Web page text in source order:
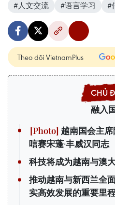
#人文交流
#语言学习 #
Theo dõi VietnamPlus
融入
越南国会主
唁赛宋蓬·丰威汉同志
科技将成为越南与澳
推动越南与新西兰全
实高效发展的重要里